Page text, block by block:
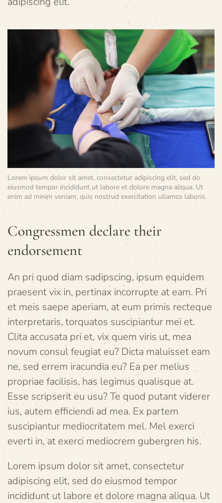
Lorem ipsum dolor sit amet, consectetur adipiscing elit, sed do
eiusmod tempor incididunt ut labore et dolore magna aliqua. Ut
enim ad minim veniam, quis nostrud exercitation ullamco laboris.
Congressmen declare their
endorsement
An pri quod diam sadipscing, ipsum equidem
praesent vix in, pertinax incorrupte at eam. Pri
et meis saepe aperiam, at eum primis recteque
interpretaris, torquatos suscipiantur mei et.
Clita accusata pri et, vix quem viris ut, mea
novum consul feugiat eu? Dicta maluisset eam
ne, sed errem iracundia eu? Ea per melius
propriae facilisis, has legimus qualisque at.
Esse scripserit eu usu? Te quod putant viderer
ius, autem efficiendi ad mea. Ex partem
suscipiantur mediocritatem mel. Mel exerci
everti in, at exerci mediocrem gubergren his.
Lorem ipsum dolor sit amet, consectetur
adipiscing elit, sed do eiusmod tempor
incididunt ut labore et dolore magna aliqua. Ut